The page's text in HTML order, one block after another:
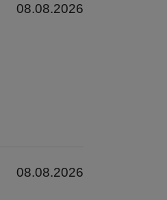
08.08.2026
08.08.2026